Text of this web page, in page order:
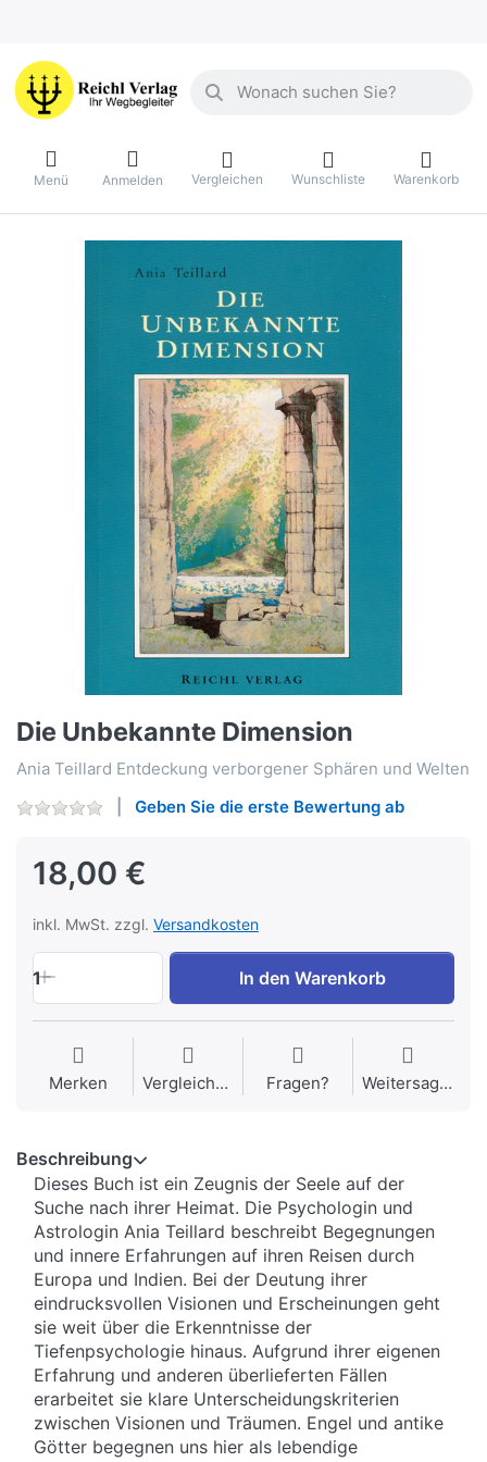
Geben Sie einen Suchbegriff ein.
Menü Anmelden Vergleichen Wunschliste Warenkorb
Die Unbekannte Dimension
Ania Teillard Entdeckung verborgener Sphären und Welten
Geben Sie die erste Bewertung ab
18,00 €
inkl. MwSt. zzgl. Versandkosten
1 In den Warenkorb
Merken Vergleichen Fragen? Weitersagen
Beschreibung
Dieses Buch ist ein Zeugnis der Seele auf der
Suche nach ihrer Heimat. Die Psychologin und
Astrologin Ania Teillard beschreibt Begegnungen
und innere Erfahrungen auf ihren Reisen durch
Europa und Indien. Bei der Deutung ihrer
eindrucksvollen Visionen und Erscheinungen geht
sie weit über die Erkenntnisse der
Tiefenpsychologie hinaus. Aufgrund ihrer eigenen
Erfahrung und anderen überlieferten Fällen
erarbeitet sie klare Unterscheidungskriterien
zwischen Visionen und Träumen. Engel und antike
Götter begegnen uns hier als lebendige